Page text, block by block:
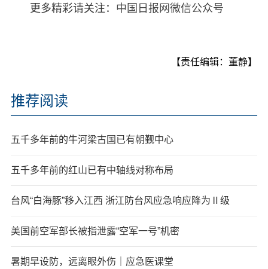
更多精彩请关注： 中国日报网微信公众号
【责任编辑：董静】
推荐阅读
五千多年前的牛河梁古国已有朝觐中心
五千多年前的红山已有中轴线对称布局
台风“白海豚”移入江西 浙江防台风应急响应降为Ⅱ级
美国前空军部长被指泄露“空军一号”机密
暑期早设防，远离眼外伤｜应急医课堂